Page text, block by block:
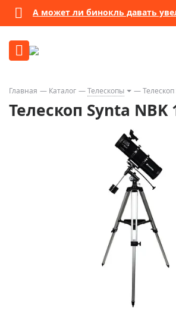
А может ли бинокль давать
Главная Каталог Телескопы
Телескоп Synta NBK